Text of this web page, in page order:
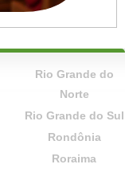
Rio Grande do
Norte
Rio Grande do Sul
Rondônia
Roraima